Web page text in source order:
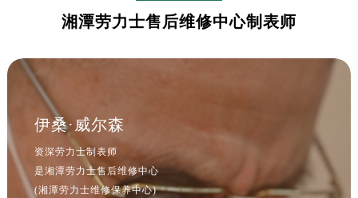
湘潭劳力士售后维修中心制表师
伊桑·威尔森
资深劳力士制表师
是湘潭劳力士售后维修中心
(湘潭劳力士维修保养中心)